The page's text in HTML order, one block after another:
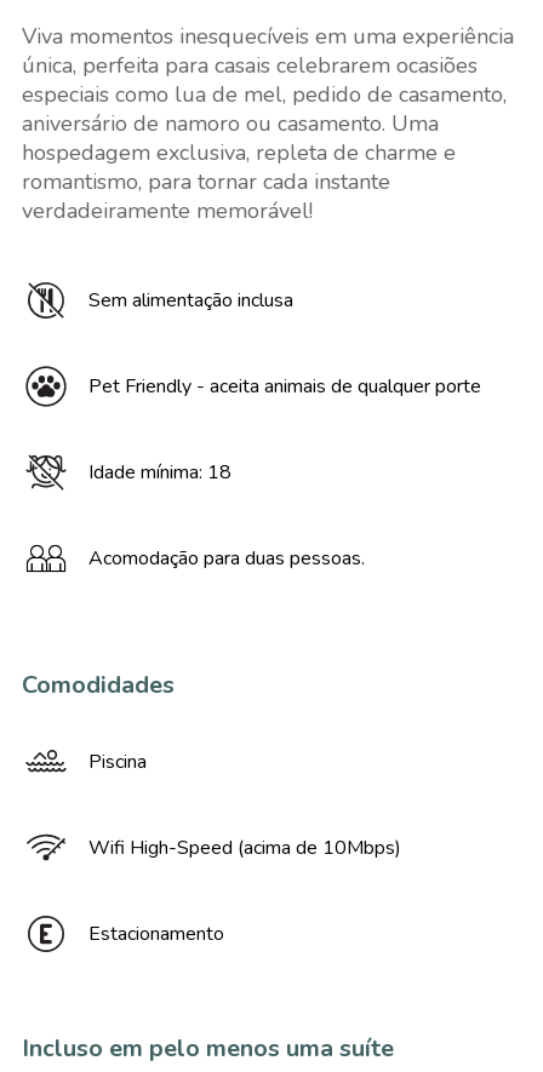
Viva momentos inesquecíveis em uma experiência
única, perfeita para casais celebrarem ocasiões
especiais como lua de mel, pedido de casamento,
aniversário de namoro ou casamento. Uma
hospedagem exclusiva, repleta de charme e
romantismo, para tornar cada instante
verdadeiramente memorável!
Sem alimentação inclusa
Pet Friendly - aceita animais de qualquer porte
Idade mínima: 18
Acomodação para duas pessoas.
Comodidades
Piscina
Wifi High-Speed (acima de 10Mbps)
Estacionamento
Incluso em pelo menos uma suíte